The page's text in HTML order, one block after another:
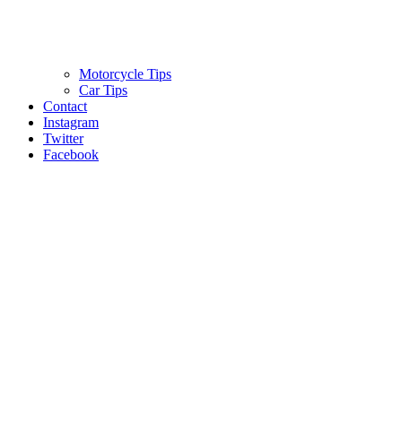
Motorcycle Tips
Car Tips
Contact
Instagram
Twitter
Facebook